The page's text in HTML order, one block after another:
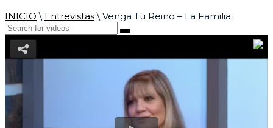
INICIO \ Entrevistas\ Venga Tu Reino – La Familia